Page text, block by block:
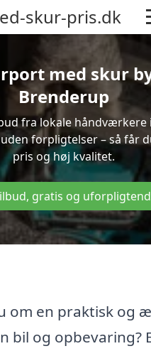
skur-pris.dk
med skur
Brenderup
fra lokale håndværkere
forpligtelser – så får
pris og høj kvalitet.
gratis og
om en praktisk og
bil og opbevaring?